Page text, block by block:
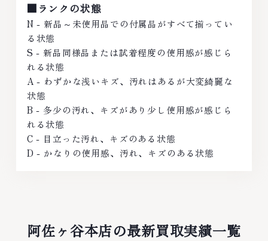
■ランクの状態
N - 新品～未使用品での付属品がすべて揃ってい
る状態
S - 新品同様品または試着程度の使用感が感じら
れる状態
A - わずかな浅いキズ、汚れはあるが大変綺麗な
状態
B - 多少の汚れ、キズがあり少し使用感が感じら
れる状態
C - 目立った汚れ、キズのある状態
D - かなりの使用感、汚れ、キズのある状態
阿佐ヶ谷本店の最新買取実績一覧